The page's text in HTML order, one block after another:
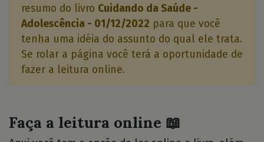
resumo do livro Cuidando da Saúde -
Adolescência - 01/12/2022 para que você
tenha uma idéia do assunto do qual ele trata.
Se rolar a página você terá a oportunidade de
fazer a leitura online.
Faça a leitura online 📖